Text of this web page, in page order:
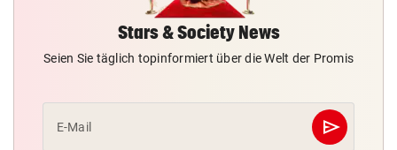
Stars & Society News
Seien Sie täglich topinformiert über die Welt der Promis
E-Mail send
Abschicken